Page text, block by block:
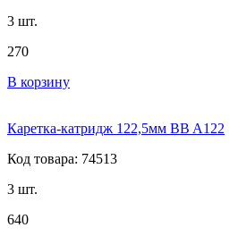
3 шт.
270
В корзину
Каретка-катридж 122,5мм BB A122
Код товара: 74513
3 шт.
640